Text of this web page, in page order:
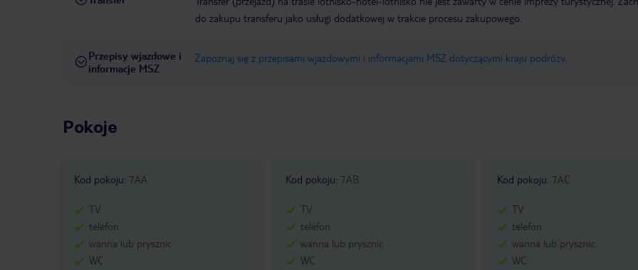
do zakupu transferu jako usługi dodatkowej w trakcie procesu zakupowego.
Przepisy wjazdowe i
informacje MSZ
Zapoznaj się z przepisami wjazdowymi i informacjami MSZ dotyczącymi kraju podróży.
Pokoje
Kod pokoju: 7AA
TV
telefon
wanna lub prysznic
WC
Kod pokoju: 7AB
TV
telefon
wanna lub prysznic
WC
Kod pokoju: 7AC
TV
telefon
wanna lub prysznic
WC